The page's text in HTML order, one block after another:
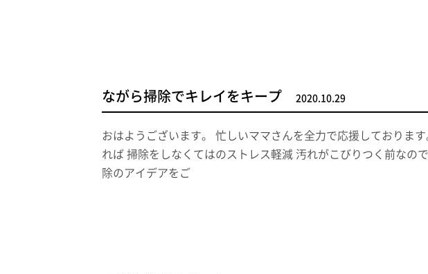
ながら掃除でキレイをキープ 2020.10.29
おはようございます。 忙しいママさんを全力で応援しておりま
れば 掃除をしなくてはのストレス軽減 汚れがこびりつく前なの
除のアイデアをご